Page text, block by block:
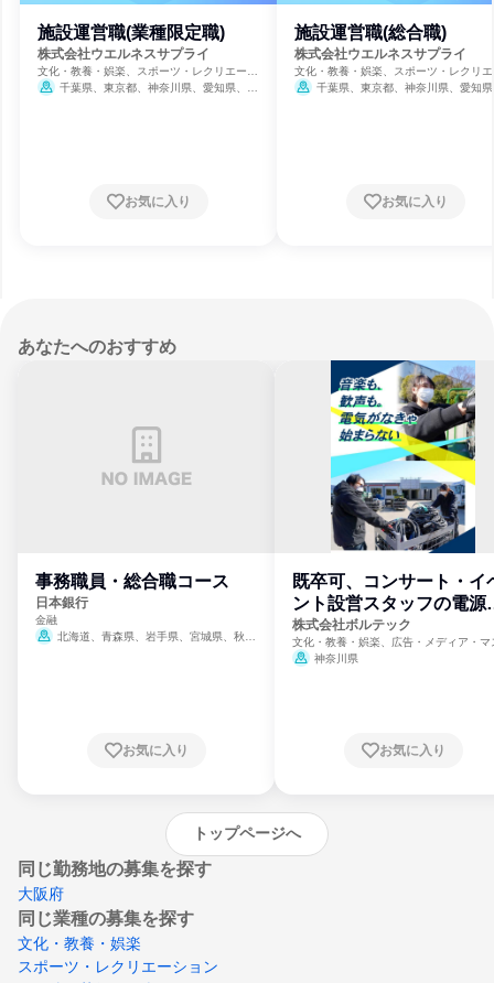
施設運営職(業種限定職)
株式会社ウエルネスサプライ
文化・教養・娯楽、スポーツ・レクリエーシ
ョン、芸術・娯楽・レクリエーション
千葉県、東京都、神奈川県、愛知県、滋
お気に入り
施設運営職(総合職)
株式会社ウエルネスサプライ
文化・教養・娯楽、スポーツ・レクリ
ョン、芸術・娯楽・レクリエーション
千葉県、東京都、神奈川県、愛知
お気に入り
あなたへのおすすめ
事務職員・総合職コース
日本銀行
金融
北海道、青森県、岩手県、宮城県、秋田
崎県、熊本県、大分県、宮崎県、鹿児島県、
お気に入り
既卒可、コンサート・イ
ント設営スタッフの電源
門
株式会社ボルテック
文化・教養・娯楽、広告・メディア・マ
ミ、電力・ガス・水道・エネルギー
神奈川県
お気に入り
トップページへ
同じ勤務地の募集を探す
大阪府
同じ業種の募集を探す
文化・教養・娯楽
スポーツ・レクリエーション